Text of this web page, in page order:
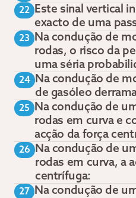
22 Este sinal vertical
exacto de uma
23 Na condução de
rodas, o risco da
uma séria
24 Na condução de
de gasóleo
25 Na condução de
rodas em curva e
acção da força
26 Na condução de
rodas em curva, a
centrífuga:
27 Na condução de